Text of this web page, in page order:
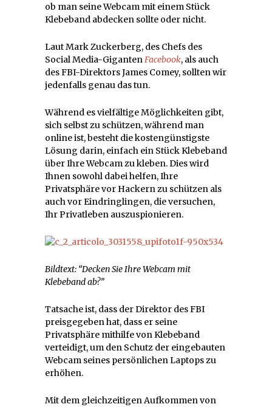
ob man seine Webcam mit einem Stück
Klebeband abdecken sollte oder nicht.
Laut Mark Zuckerberg, des Chefs des
Social Media-GigantenFacebook, als auch
des FBI-Direktors James Comey, sollten wir
jedenfalls genau das tun.
Während es vielfältige Möglichkeiten gibt,
sich selbst zu schützen, während man
online ist, besteht die kostengünstigste
Lösung darin, einfach ein Stück Klebeband
über Ihre Webcam zu kleben. Dies wird
Ihnen sowohl dabei helfen, Ihre
Privatsphäre vor Hackern zu schützen als
auch vor Eindringlingen, die versuchen,
Ihr Privatleben auszuspionieren.
Bildtext: “Decken Sie Ihre Webcam mit
Klebeband ab?”
Tatsache ist, dass der Direktor des FBI
preisgegeben hat, dass er seine
Privatsphäre mithilfe von Klebeband
verteidigt, um den Schutz der eingebauten
Webcam seines persönlichen Laptops zu
erhöhen.
Mit dem gleichzeitigen Aufkommen von